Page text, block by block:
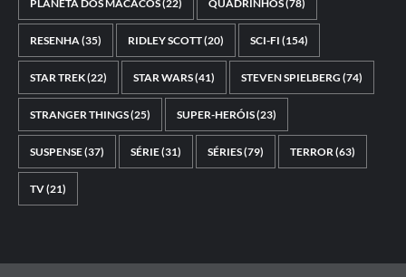
PLANETA DOS MACACOS(22) QUADRINHOS(78)
RESENHA(35) RIDLEY SCOTT(20) SCI-FI (154)
STAR TREK(22) STAR WARS(41) STEVEN SPIELBERG (74)
STRANGER THINGS(25) SUPER-HERÓIS(23)
SUSPENSE(37) SÉRIE(31) SÉRIES(79) TERROR(63)
TV(21)